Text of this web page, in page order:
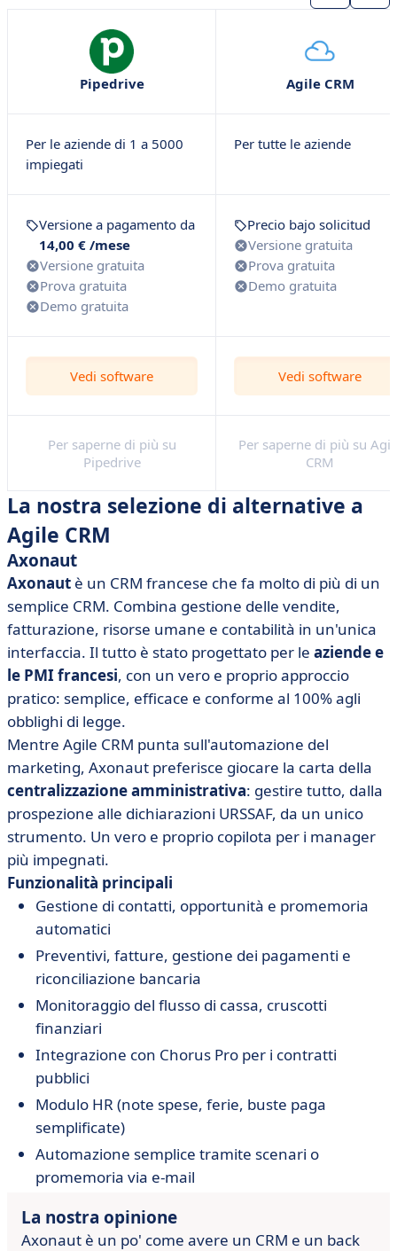
Pipedrive Agile CRM
Per le aziende di 1 a 5000
impiegati
Per tutte le aziende
Versione a pagamento da
14,00 € /mese
Versione gratuita
Prova gratuita
Demo gratuita
Precio bajo solicitud
Versione gratuita
Prova gratuita
Demo gratuita
Vedi software Vedi software
Per saperne di più su
Pipedrive
Per saperne di più su
CRM
La nostra selezione di alternative a
Agile CRM
Axonaut
Axonaut è un CRM francese che fa molto di più di un
semplice CRM. Combina gestione delle vendite,
fatturazione, risorse umane e contabilità in un'unica
interfaccia. Il tutto è stato progettato per le aziende e
le PMI francesi, con un vero e proprio approccio
pratico: semplice, efficace e conforme al 100% agli
obblighi di legge.
Mentre Agile CRM punta sull'automazione del
marketing, Axonaut preferisce giocare la carta della
centralizzazione amministrativa: gestire tutto, dalla
prospezione alle dichiarazioni URSSAF, da un unico
strumento. Un vero e proprio copilota per i manager
più impegnati.
Funzionalità principali
Gestione di contatti, opportunità e promemoria
automatici
Preventivi, fatture, gestione dei pagamenti e
riconciliazione bancaria
Monitoraggio del flusso di cassa, cruscotti
finanziari
Integrazione con Chorus Pro per i contratti
pubblici
Modulo HR (note spese, ferie, buste paga
semplificate)
Automazione semplice tramite scenari o
promemoria via e-mail
La nostra opinione
Axonaut è un po' come avere un CRM e un back